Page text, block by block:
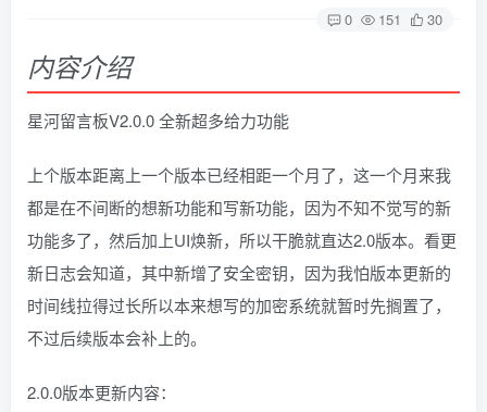
0 151 30
内容介绍
星河留言板V2.0.0 全新超多给力功能
上个版本距离上一个版本已经相距一个月了，这一个月来我
都是在不间断的想新功能和写新功能，因为不知不觉写的新
功能多了，然后加上UI焕新，所以干脆就直达2.0版本。看更
新日志会知道，其中新增了安全密钥，因为我怕版本更新的
时间线拉得过长所以本来想写的加密系统就暂时先搁置了，
不过后续版本会补上的。
2.0.0版本更新内容：